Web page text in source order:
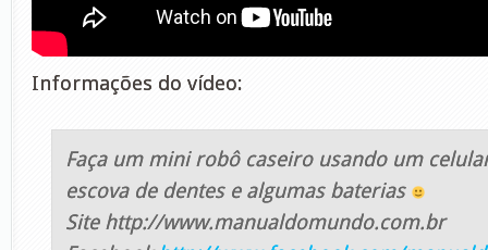
Informações do vídeo:
Faça um mini robô caseiro usando um
escova de dentes e algumas baterias
Site http://www.manualdomundo.com.br